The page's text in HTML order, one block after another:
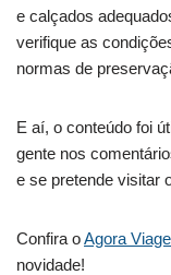
e calçados
verifique as
normas de
E aí, o conteúdo foi
gente nos
e se pretende visitar
Confira oAgora
novidade!